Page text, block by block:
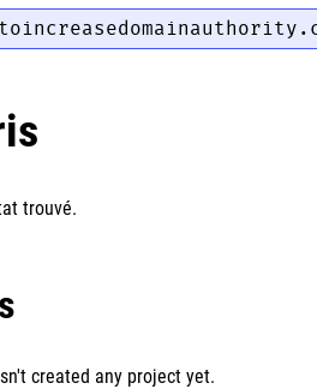
trouvé.
created any project yet.